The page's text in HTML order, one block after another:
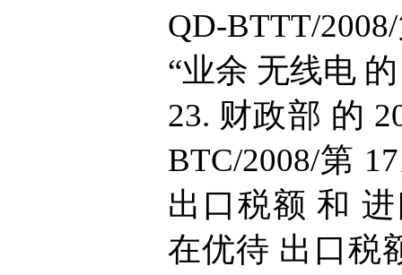
QD-BTTT/
“业余 无线电
23. 财政部 的
BTC/2008/第
出口税额 和
在优待 出口税